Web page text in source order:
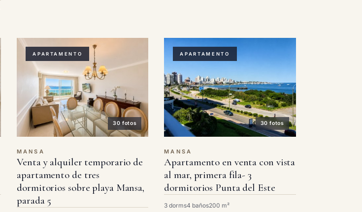
APARTAMENTO
30 fotos
MANSA
Venta y alquiler temporario de
apartamento de tres
dormitorios sobre playa Mansa,
parada 5
APARTAMENTO
30 fotos
MANSA
Apartamento en venta con vista
al mar, primera fila- 3
dormitorios Punta del Este
3 dorms4 baños200 m²